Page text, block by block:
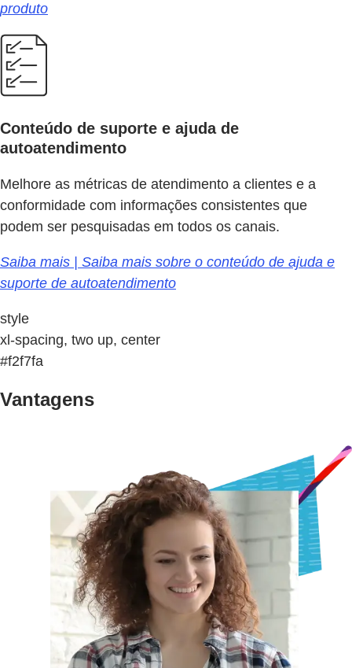
produto
Conteúdo de suporte e ajuda de
autoatendimento
Melhore as métricas de atendimento a clientes e a
conformidade com informações consistentes que
podem ser pesquisadas em todos os canais.
Saiba mais | Saiba mais sobre o conteúdo de ajuda e
suporte de autoatendimento
style
xl-spacing, two up, center
#f2f7fa
Vantagens